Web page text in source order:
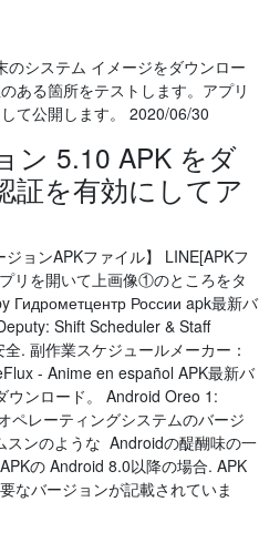
システム イメージをダウンロー
ある箇所をテストします。アプリ
て公開します。 2020/06/30
ン 5.10 APK をダ
証を有効にしてア
ョンAPKファイル】 LINE[APKフ
リを開いて上画像①のところをタ
Гидрометцентр России apk最新バ
Shift Scheduler & Staff
. 副作業スケジュールメーカー：
- Anime en español APK最新バ
ンロード。 Android Oreo 1:
ペレーティングシステムのバージ
スンのような Androidの醍醐味の一
の Android 8.0以降の場合. APK
なバージョンが記載されていま